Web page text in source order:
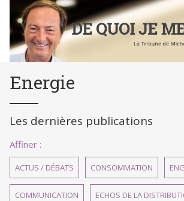
contenu
principal
Energie
Les dernières publications
Affiner :
ACTUS / DÉBATS CONSOMMATION
COMMUNICATION ECHOS DE LA